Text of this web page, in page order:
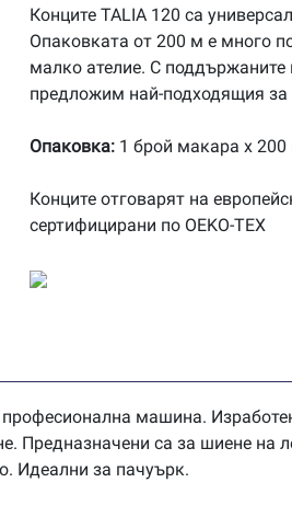
м
-
цвят
7141
Конците TALIA 120 са
Опаковката от 200 м е много
малко ателие. С
предложим най-подходящия за
Опаковка: 1 брой макара х 200
Конците отговарят на
сертифицирани по OEKO-TEX
машина.
Предназначени са за шиене на
Идеални за пачуърк.